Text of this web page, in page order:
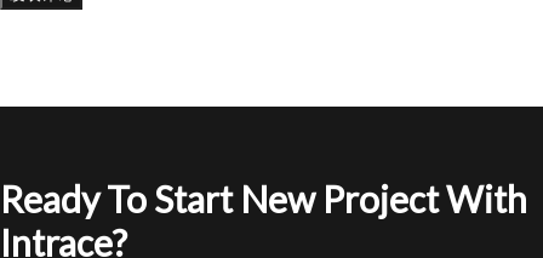
Ready To Start New Project With
Intrace?